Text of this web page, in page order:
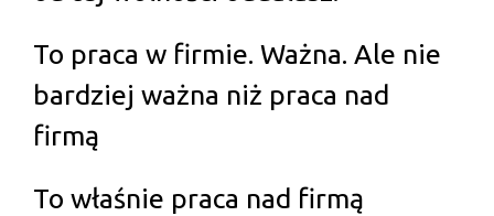
To praca w firmie. Ważna. Ale nie
bardziej ważna niż praca nad
firmą
To właśnie praca nad firmą